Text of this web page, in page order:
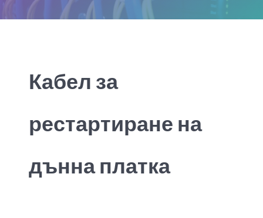
Кабел за
рестартиране на
дънна платка